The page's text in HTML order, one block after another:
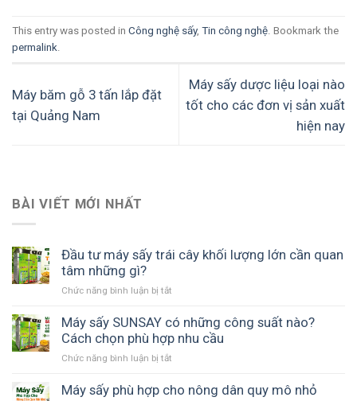
This entry was posted in Công nghệ sấy, Tin công nghệ . Bookmark the
permalink
Máy băm gỗ 3 tấn lắp đặt
tại Quảng Nam
Máy sấy dược liệu loại nào
tốt cho các đơn vị sản xuất
hiện nay
BÀI VIẾT MỚI NHẤT
Đầu tư máy sấy trái cây khối lượng lớn cần quan
tâm những gì?
Chức năng bình luận bị tắt
tư
máy
khối
Máy sấy SUNSAY có những công suất nào?
Cách chọn phù hợp nhu cầu
Chức năng bình luận bị tắt
sấy
Máy sấy phù hợp cho nông dân quy mô nhỏ